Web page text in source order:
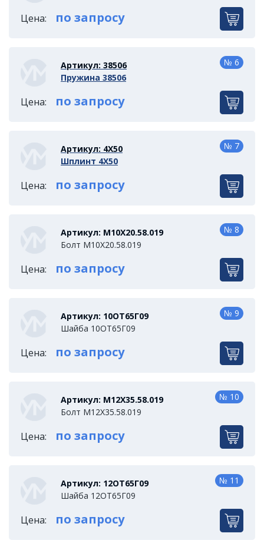
Цена: по запросу
Артикул: 38506
Пружина 38506
Цена: по запросу
№ 6
Артикул: 4Х50
Шплинт 4Х50
Цена: по запросу
№ 7
Артикул: М10Х20.58.019
Болт М10Х20.58.019
Цена: по запросу
№ 8
Артикул: 10ОТ65Г09
Шайба 10ОТ65Г09
Цена: по запросу
№ 9
Артикул: М12Х35.58.019
Болт М12Х35.58.019
Цена: по запросу
№ 10
Артикул: 12ОТ65Г09
Шайба 12ОТ65Г09
Цена: по запросу
№ 11